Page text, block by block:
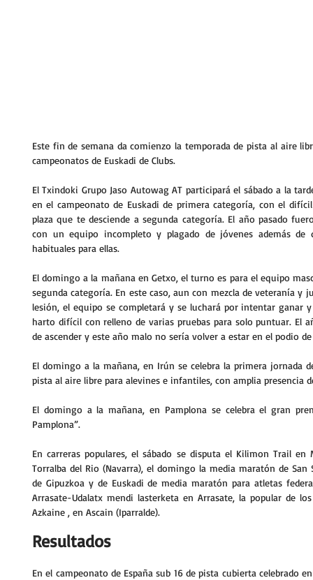
Este fin de semana da comienzo la temporada de pista al aire
campeonatos de Euskadi de Clubs.
El Txindoki Grupo Jaso Autowag AT participará el sábado a la
en el campeonato de Euskadi de primera categoría, con el
plaza que te desciende a segunda categoría. El año pasado
con un equipo incompleto y plagado de jóvenes además de
habituales para ellas.
El domingo a la mañana en Getxo, el turno es para el equipo
segunda categoría. En este caso, aun con mezcla de veteranía y
lesión, el equipo se completará y se luchará por intentar ganar
harto difícil con relleno de varias pruebas para solo puntuar. El
de ascender y este año malo no sería volver a estar en el podio
El domingo a la mañana, en Irún se celebra la primera jornada
pista al aire libre para alevines e infantiles, con amplia presencia
El domingo a la mañana, en Pamplona se celebra el gran
Pamplona”.
En carreras populares, el sábado se disputa el Kilimon Trail
Torralba del Rio (Navarra), el domingo la media maratón de San
de Gipuzkoa y de Euskadi de media maratón para atletas
Arrasate-Udalatx mendi lasterketa en Arrasate, la popular de
Azkaine , en Ascain (Iparralde).
Resultados
En el campeonato de España sub 16 de pista cubierta celebrado